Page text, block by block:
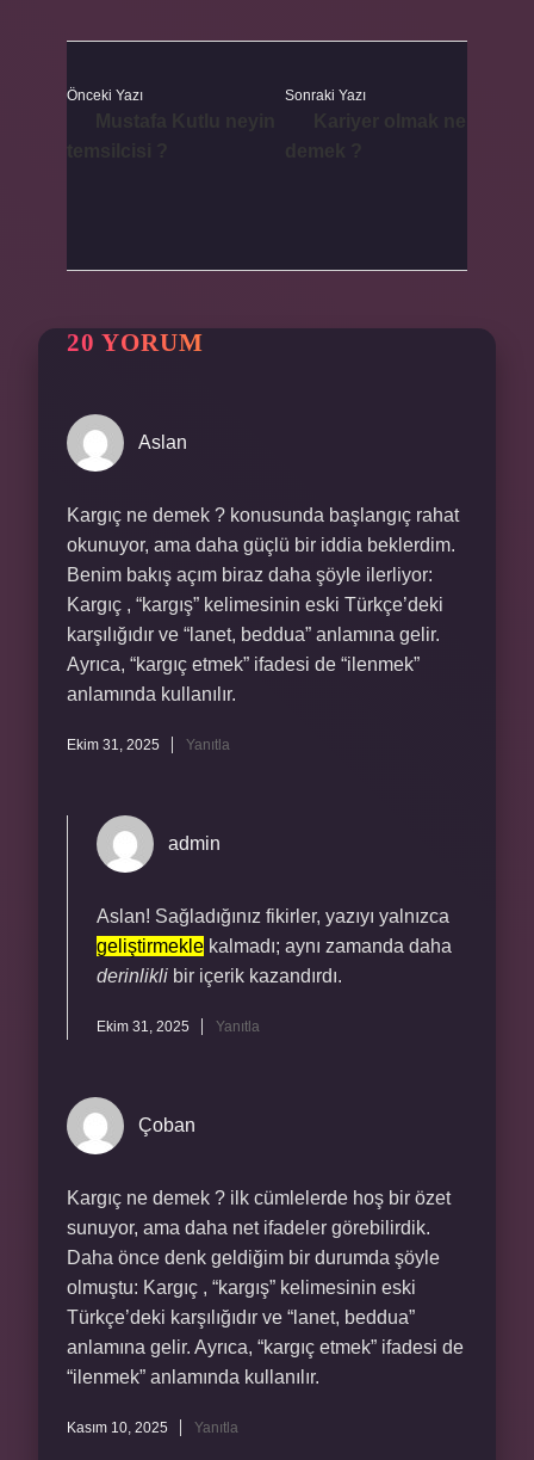
Önceki Yazı Sonraki Yazı
20 YORUM
Aslan
Kargıç ne demek ? konusunda başlangıç rahat
okunuyor, ama daha güçlü bir iddia beklerdim.
Benim bakış açım biraz daha şöyle ilerliyor:
Kargıç , “kargış” kelimesinin eski Türkçe’deki
karşılığıdır ve “lanet, beddua” anlamına gelir.
Ayrıca, “kargıç etmek” ifadesi de “ilenmek”
anlamında kullanılır.
Ekim 31, 2025 Yanıtla
admin
Aslan! Sağladığınız fikirler, yazıyı yalnızca
geliştirmekle kalmadı; aynı zamanda daha
derinlikli bir içerik kazandırdı.
Ekim 31, 2025 Yanıtla
Çoban
Kargıç ne demek ? ilk cümlelerde hoş bir özet
sunuyor, ama daha net ifadeler görebilirdik.
Daha önce denk geldiğim bir durumda şöyle
olmuştu: Kargıç , “kargış” kelimesinin eski
Türkçe’deki karşılığıdır ve “lanet, beddua”
anlamına gelir. Ayrıca, “kargıç etmek” ifadesi de
“ilenmek” anlamında kullanılır.
Kasım 10, 2025 Yanıtla